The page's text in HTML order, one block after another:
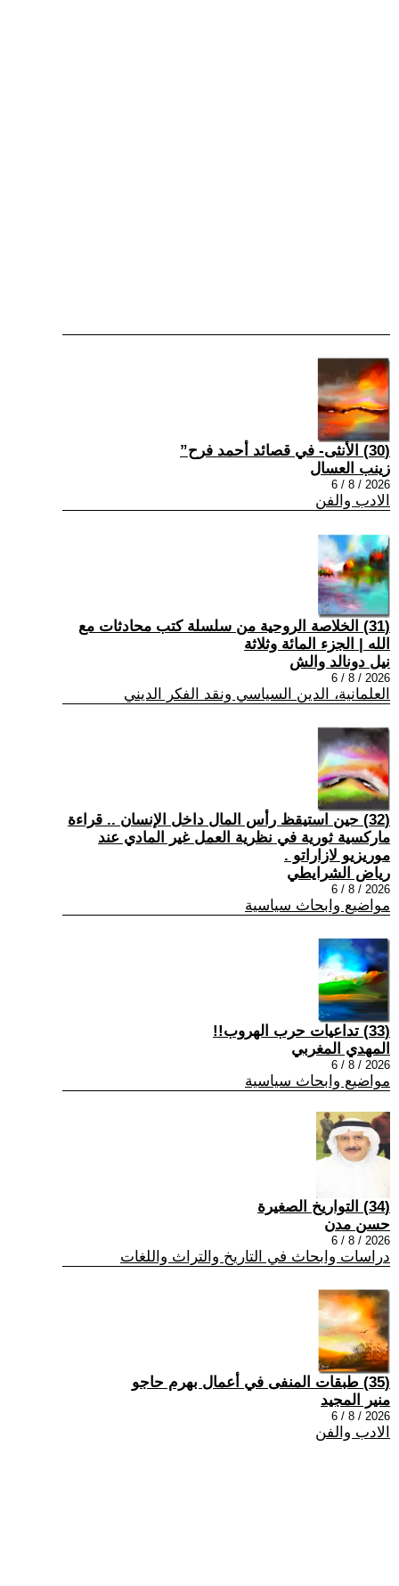
(30) الأنثى- في قصائد أحمد فرح”
زينب العسال
2026 / 8 / 6
الادب والفن
(31) الخلاصة الروحية من سلسلة كتب محادثات مع
الله | الجزء المائة وثلاثة
نيل دونالد والش
2026 / 8 / 6
العلمانية، الدين السياسي ونقد الفكر الديني
(32) حين استيقظ رأس المال داخل الإنسان .. قراءة
ماركسية ثورية في نظرية العمل غير المادي عند
موريزيو لازاراتو .
رياض الشرايطي
2026 / 8 / 6
مواضيع وابحاث سياسية
(33) تداعيات حرب الهروب!!
المهدي المغربي
2026 / 8 / 6
مواضيع وابحاث سياسية
(34) التواريخ الصغيرة
حسن مدن
2026 / 8 / 6
دراسات وابحاث في التاريخ والتراث واللغات
(35) طبقات المنفى في أعمال بهرم حاجو
منير المجيد
2026 / 8 / 6
الادب والفن